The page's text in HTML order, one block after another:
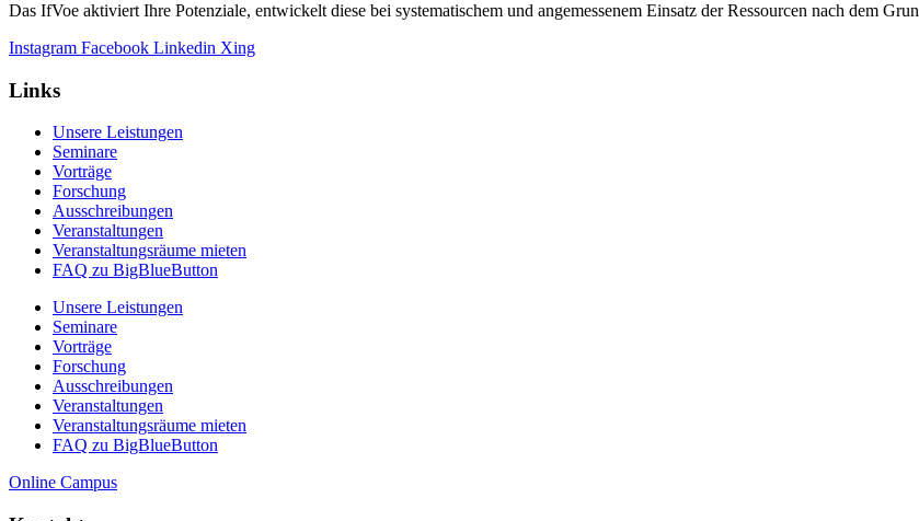
Das IfVoe aktiviert Ihre Potenziale, entwickelt diese bei systematischem und angemessenem Einsatz der Ressourcen nach dem
Instagram Facebook Linkedin Xing
Links
Unsere Leistungen
Seminare
Vorträge
Forschung
Ausschreibungen
Veranstaltungen
Veranstaltungs­räume mieten
FAQ zu BigBlueButton
Unsere Leistungen
Seminare
Vorträge
Forschung
Ausschreibungen
Veranstaltungen
Veranstaltungs­räume mieten
FAQ zu BigBlueButton
Online Campus